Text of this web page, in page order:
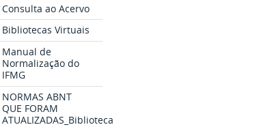
Consulta ao Acervo
Bibliotecas Virtuais
Manual de
Normalização do
IFMG
NORMAS ABNT
QUE FORAM
ATUALIZADAS_Biblioteca